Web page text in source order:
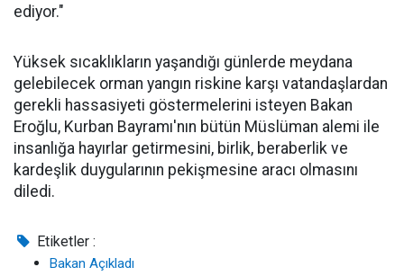
ediyor."
Yüksek sıcaklıkların yaşandığı günlerde meydana
gelebilecek orman yangın riskine karşı vatandaşlardan
gerekli hassasiyeti göstermelerini isteyen Bakan
Eroğlu, Kurban Bayramı'nın bütün Müslüman alemi ile
insanlığa hayırlar getirmesini, birlik, beraberlik ve
kardeşlik duygularının pekişmesine aracı olmasını
diledi.
Etiketler :
Bakan Açıkladı